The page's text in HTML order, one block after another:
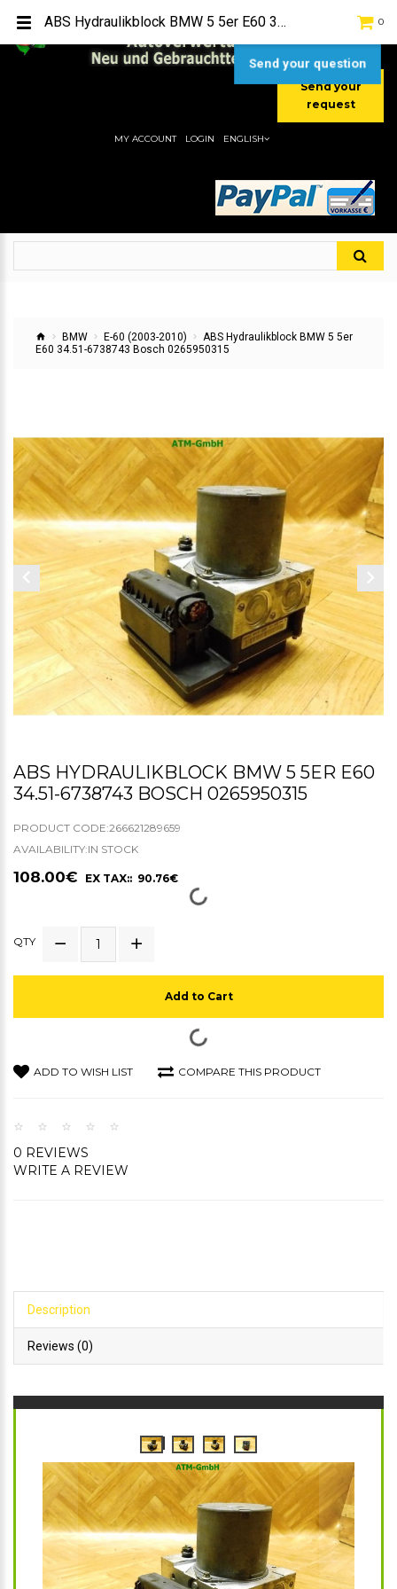
[+49] (0) 2232-5205
[+49] (0) 177 / 4080033
Send your
request
0
MY ACCOUNT LOGIN ENGLISH
BMW E-60 (2003-2010)
ABS Hydraulikblock BMW 5 5er
E60 34.51-6738743 Bosch 0265950315
ABS HYDRAULIKBLOCK BMW 5 5ER E60
34.51-6738743 BOSCH 0265950315
PRODUCT CODE:266621289659
AVAILABILITY:IN STOCK
108.00€ EX TAX:: 90.76€
QTY
Add to Cart
ADD TO WISH LIST COMPARE THIS PRODUCT
0 REVIEWS
WRITE A REVIEW
Description
Reviews (0)
ABS Hydraulikblock BMW 5 5er E60 34.51-6738743 Bosch 0265950315
Send your question